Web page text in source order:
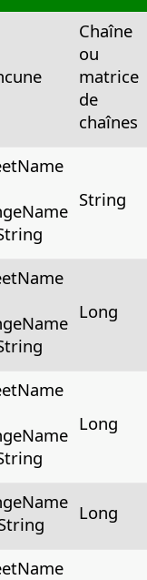
Chaîne
ou
matrice
de
chaînes
String
Long
Long
Long